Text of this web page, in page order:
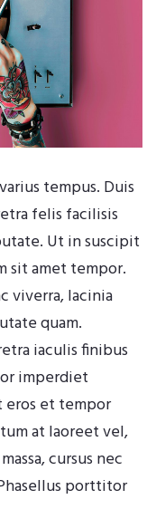
tempus. Duis
felis facilisis
Ut in suscipit
sit amet tempor.
viverra, lacinia
quam.
iaculis finibus
imperdiet
eros et tempor
at laoreet vel,
cursus nec
porttitor